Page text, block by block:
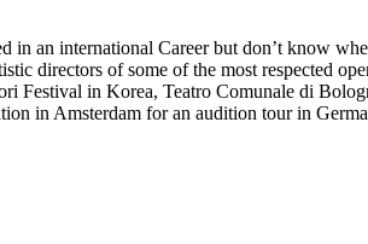
an international Career but don’t know
directors of some of the most respected
Festival in Korea, Teatro Comunale di
in Amsterdam for an audition tour in